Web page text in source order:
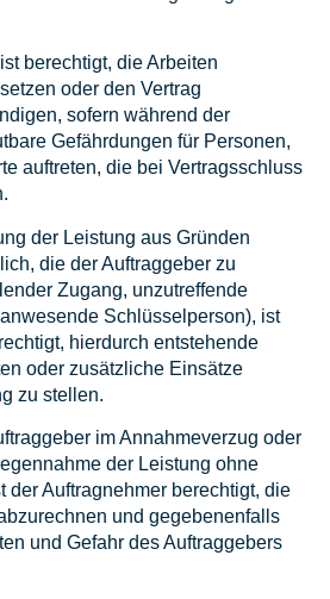
berechtigt, die Arbeiten
oder den Vertrag
sofern während der
Gefährdungen für Personen,
auftreten, die bei Vertragsschluss
der Leistung aus Gründen
die der Auftraggeber zu
Zugang, unzutreffende
Schlüsselperson), ist
hierdurch entstehende
oder zusätzliche Einsätze
zu stellen.
im Annahmeverzug oder
der Leistung ohne
der Auftragnehmer berechtigt, die
und gegebenenfalls
und Gefahr des Auftraggebers